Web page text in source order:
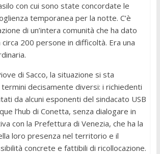
con cui sono state concordate le
temporanea per la notte. C’è
di un’intera comunità che ha dato
200 persone in difficoltà. Era una
di Sacco, la situazione si sta
decisamente diversi: i richiedenti
da alcuni esponenti del sindacato USB
l’hub di Conetta, senza dialogare in
con la Prefettura di Venezia, che ha la
loro presenza nel territorio e il
concrete e fattibili di ricollocazione.